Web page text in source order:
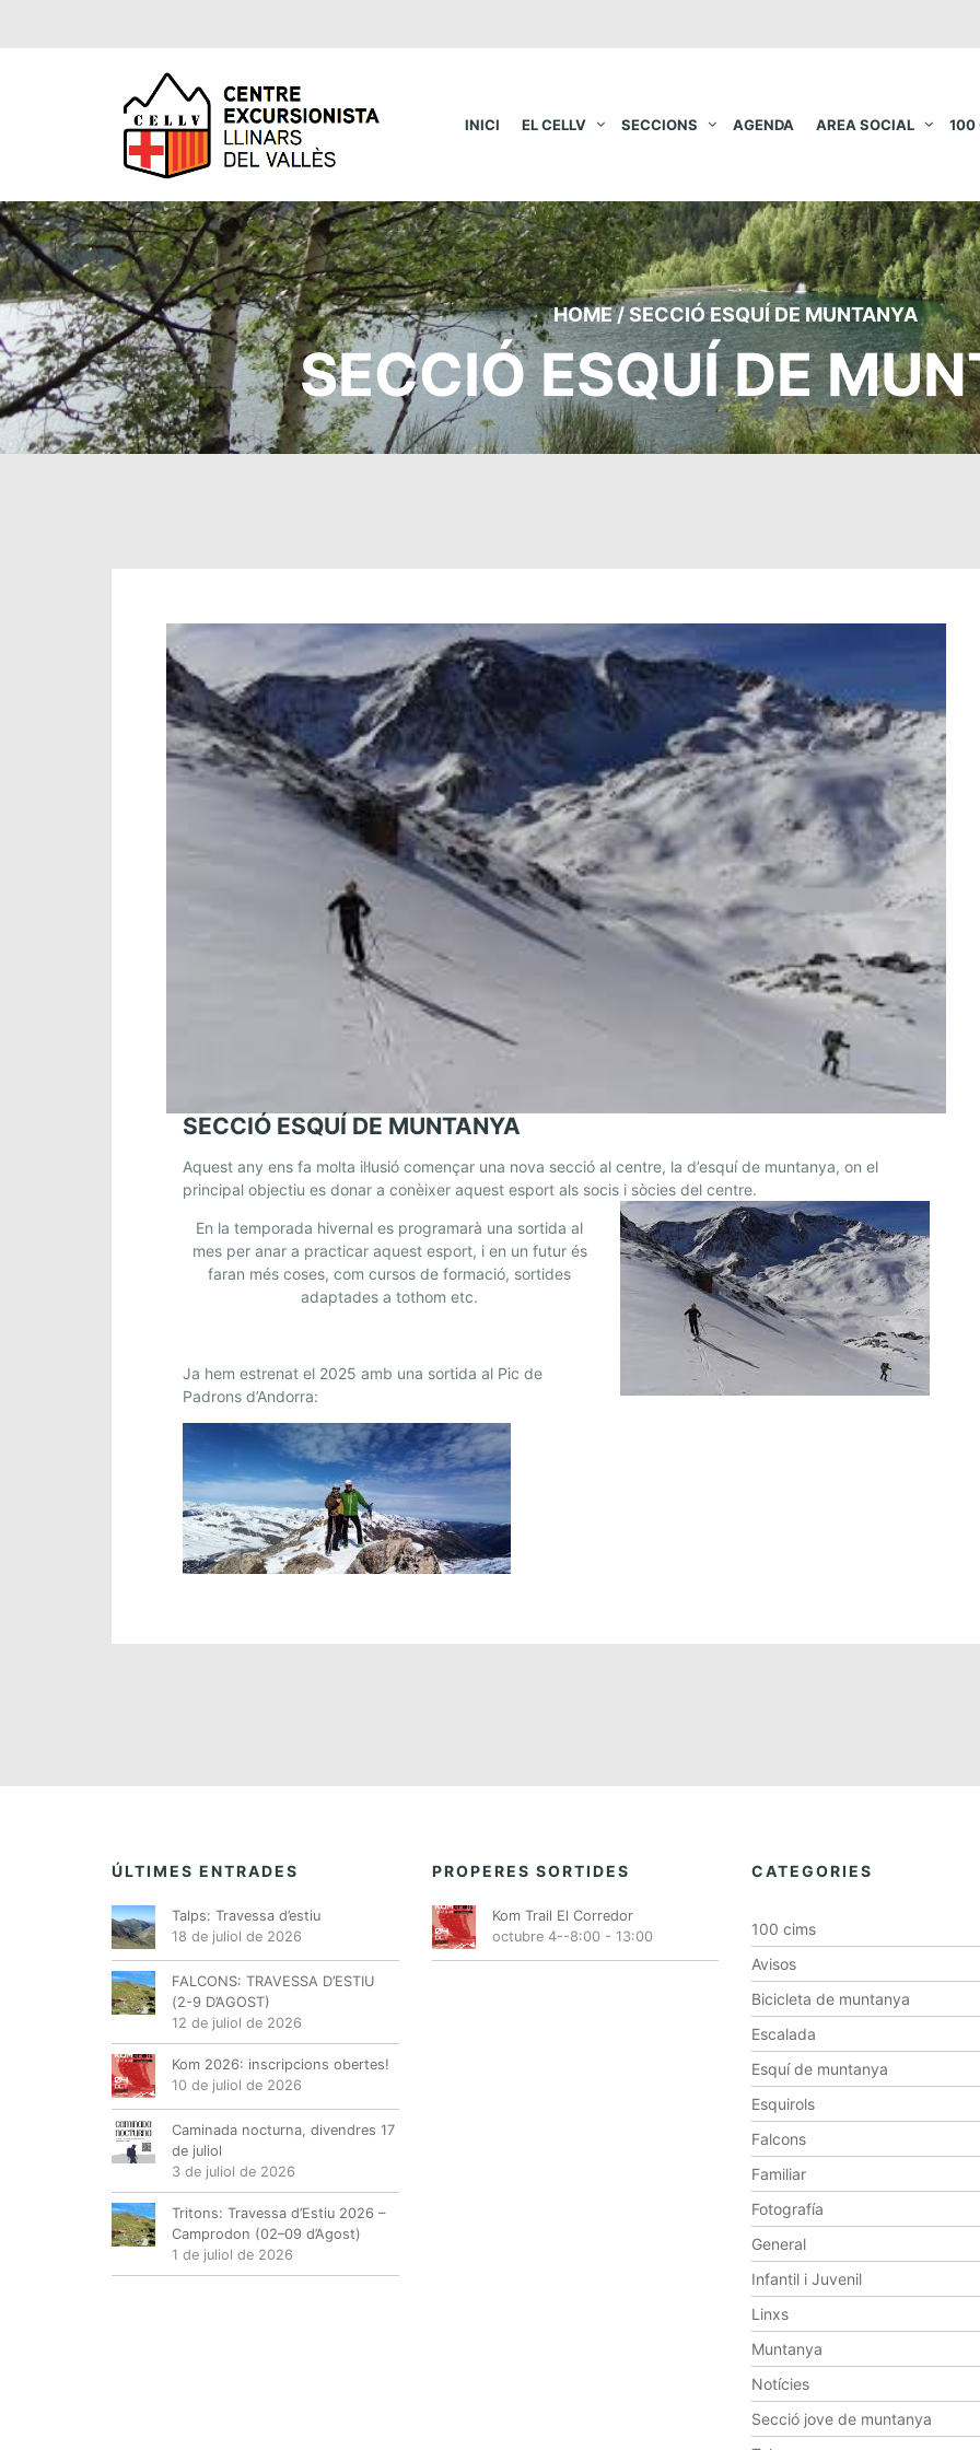
INICI EL CELLV SECCIONS AGENDA AREA SOCIAL 100
HOME / SECCIÓ ESQUÍ DE MUNTANYA
SECCIÓ ESQUÍ DE
SECCIÓ ESQUÍ DE MUNTANYA
Aquest any ens fa molta il·lusió començar una nova secció al centre, la d’esquí de muntanya, on el
principal objectiu es donar a conèixer aquest esport als socis i sòcies del centre.
En la temporada hivernal es programarà una sortida al
mes per anar a practicar aquest esport, i en un futur és
faran més coses, com cursos de formació, sortides
adaptades a tothom etc.
Ja hem estrenat el 2025 amb una sortida al Pic de
Padrons d’Andorra:
ÚLTIMES ENTRADES
Talps: Travessa d’estiu
18 de juliol de 2026
FALCONS: TRAVESSA D’ESTIU
(2-9 D’AGOST)
12 de juliol de 2026
Kom 2026: inscripcions obertes!
10 de juliol de 2026
Caminada nocturna, divendres 17
de juliol
3 de juliol de 2026
Tritons: Travessa d’Estiu 2026 –
Camprodon (02–09 d’Agost)
1 de juliol de 2026
PROPERES SORTIDES
Kom Trail El Corredor
octubre 4--8:00- 13:00
CATEGORIES
100 cims
Avisos
Bicicleta de muntanya
Escalada
Esquí de muntanya
Esquirols
Falcons
Familiar
Fotografía
General
Infantil i Juvenil
Linxs
Muntanya
Notícies
Secció jove de muntanya